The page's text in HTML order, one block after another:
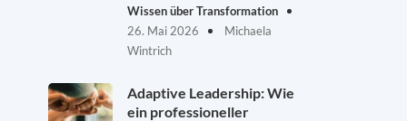
Wissen über Transformation
26. Mai 2026
Michaela
Wintrich
Adaptive Leadership: Wie
ein professioneller